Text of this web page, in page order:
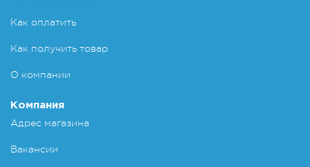
Как оплатить
Как получить товар
О компании
Компания
Адрес магазина
Вакансии